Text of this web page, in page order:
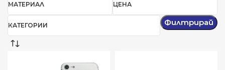
МАТЕРИАЛ ЦЕНА
КАТЕГОРИИ Филтрирай